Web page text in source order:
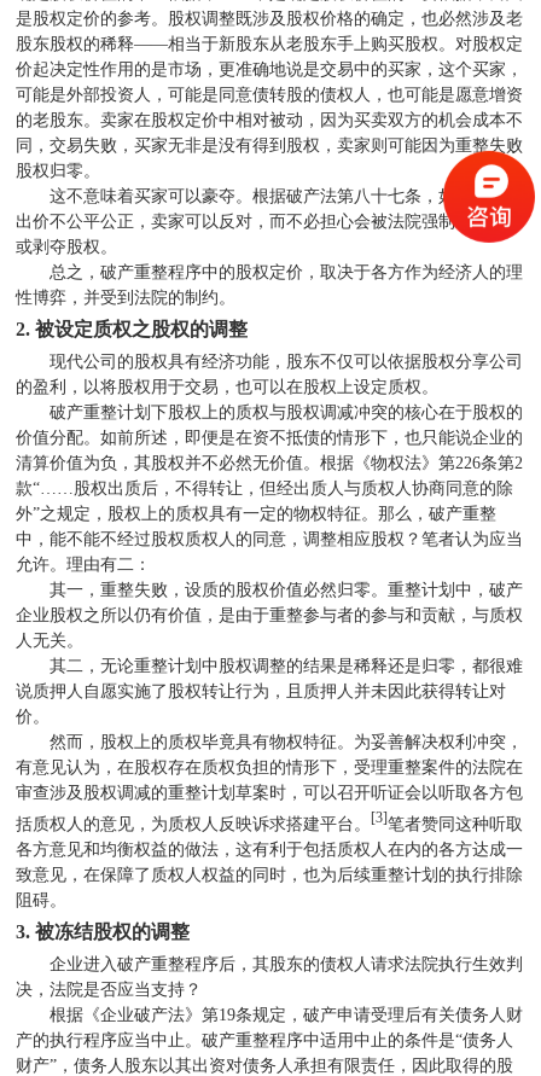
是股权定价的参考。股权调整既涉及股权价格的确定，也必然涉及老
股东股权的稀释——相当于新股东从老股东手上购买股权。对股权定
价起决定性作用的是市场，更准确地说是交易中的买家，这个买家，
可能是外部投资人，可能是同意债转股的债权人，也可能是愿意增资
的老股东。卖家在股权定价中相对被动，因为买卖双方的机会成本不
同，交易失败，买家无非是没有得到股权，卖家则可能因为重整失败
股权归零。
这不意味着买家可以豪夺。根据破产法第八十七条，如果买家的
出价不公平公正，卖家可以反对，而不必担心会被法院强制裁定稀释
或剥夺股权。
总之，破产重整程序中的股权定价，取决于各方作为经济人的理
性博弈，并受到法院的制约。
2.被设定质权之股权的调整
现代公司的股权具有经济功能，股东不仅可以依据股权分享公司
的盈利，以将股权用于交易，也可以在股权上设定质权。
破产重整计划下股权上的质权与股权调减冲突的核心在于股权的
价值分配。如前所述，即便是在资不抵债的情形下，也只能说企业的
清算价值为负，其股权并不必然无价值。根据《物权法》第226条第2
款“……股权出质后，不得转让，但经出质人与质权人协商同意的除
外”之规定，股权上的质权具有一定的物权特征。那么，破产重整
中，能不能不经过股权质权人的同意，调整相应股权？笔者认为应当
允许。理由有二：
其一，重整失败，设质的股权价值必然归零。重整计划中，破产
企业股权之所以仍有价值，是由于重整参与者的参与和贡献，与质权
人无关。
其二，无论重整计划中股权调整的结果是稀释还是归零，都很难
说质押人自愿实施了股权转让行为，且质押人并未因此获得转让对
价。
然而，股权上的质权毕竟具有物权特征。为妥善解决权利冲突，
有意见认为，在股权存在质权负担的情形下，受理重整案件的法院在
审查涉及股权调减的重整计划草案时，可以召开听证会以听取各方包
括质权人的意见，为质权人反映诉求搭建平台。
[3]笔者赞同这种听取
各方意见和均衡权益的做法，这有利于包括质权人在内的各方达成一
致意见，在保障了质权人权益的同时，也为后续重整计划的执行排除
阻碍。
3.被冻结股权的调整
企业进入破产重整程序后，其股东的债权人请求法院执行生效判
决，法院是否应当支持？
根据《企业破产法》第19条规定，破产申请受理后有关债务人财
产的执行程序应当中止。破产重整程序中适用中止的条件是“债务人
财产”，债务人股东以其出资对债务人承担有限责任，因此取得的股